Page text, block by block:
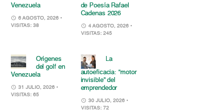
Venezuela
6 AGOSTO, 2026 •
VISITAS: 38
de Poesía Rafael
Cadenas 2026
4 AGOSTO, 2026 •
VISITAS: 245
Orígenes
del golf en
Venezuela
31 JULIO, 2026 •
VISITAS: 65
La
autoeficacia: “motor
invisible” del
emprendedor
30 JULIO, 2026 •
VISITAS: 72